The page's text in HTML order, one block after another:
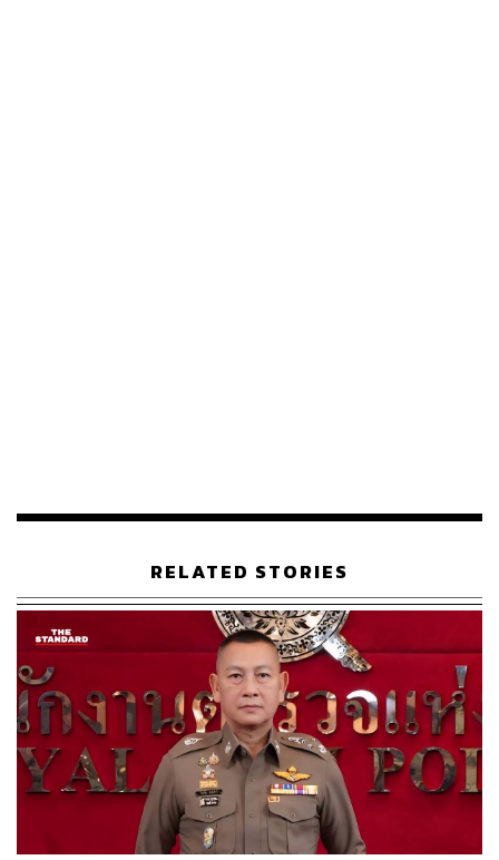
32
ABOUT THE AUTHOR
RELATED STORIES